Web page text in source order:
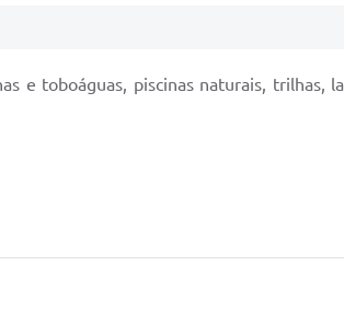
e toboáguas, piscinas naturais, trilhas,